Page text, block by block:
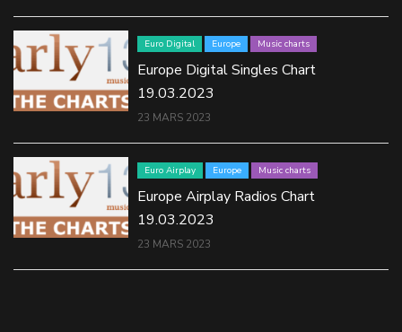
Euro Digital Europe Music charts
Europe Digital Singles Chart
19.03.2023
23 MARS 2023
Euro Airplay Europe Music charts
Europe Airplay Radios Chart
19.03.2023
23 MARS 2023